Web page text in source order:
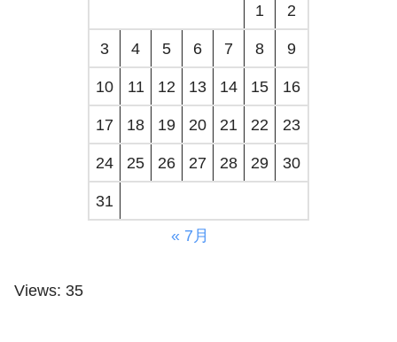
1
2
3 4 5 6 7 8 9
10 11 12 13 14 15 16
17 18 19 20 21 22 23
24 25 26 27 28 29 30
31
« 7月
Views: 35